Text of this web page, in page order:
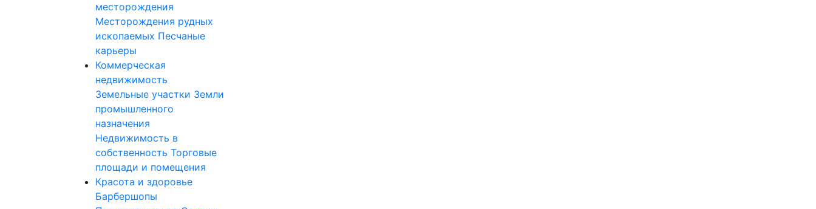
месторождения
Месторождения рудных
ископаемых Песчаные
карьеры
Коммерческая
недвижимость
Земельные участки Земли
промышленного
назначения
Недвижимость в
собственность Торговые
площади и помещения
Красота и здоровье
Барбершопы